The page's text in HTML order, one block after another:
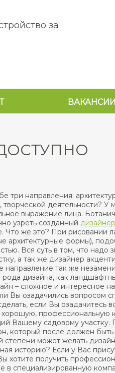
за
ВАКАНСИИ
три направления:
творческой деятельности?
выражение лица.
узреть созданный
Что же это? При рисовании
архитектурные формы),
Вся суть в том, что надо
а так же дизайнер
направление так же
рода дизайна, как
– сложное и интересное
Вы озадачились вопросом
если Вы озадачитесь
профессиональную
Вашему садовому
который после должен
может желать
историю? Если у Вас
хотите получить
специализированную